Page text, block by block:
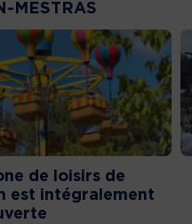
MESTRAS
de loisirs de
est intégralement